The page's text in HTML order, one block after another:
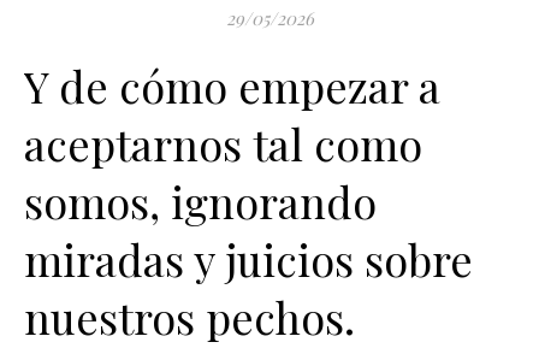
29/05/2026
Y de cómo empezar a
aceptarnos tal como
somos, ignorando
miradas y juicios sobre
nuestros pechos.